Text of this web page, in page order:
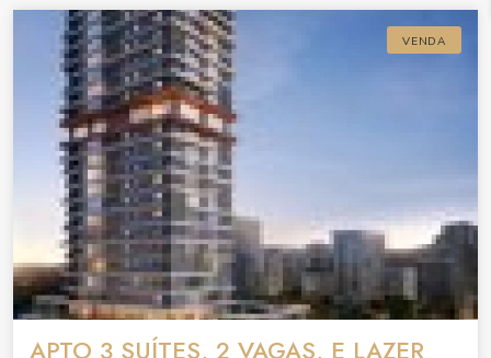
VENDA
APTO 3 SUÍTES, 2 VAGAS, E LAZER